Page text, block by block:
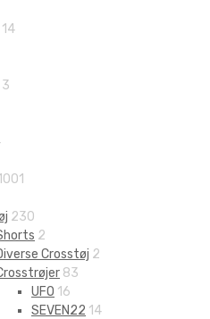
14
3
230
2
Crosstøj 2
83
UFO 16
SEVEN22 14